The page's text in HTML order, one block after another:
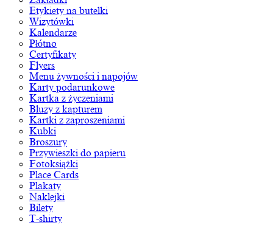
Etykiety na butelki
Wizytówki
Kalendarze
Płótno
Certyfikaty
Flyers
Menu żywności i napojów
Karty podarunkowe
Kartka z życzeniami
Bluzy z kapturem
Kartki z zaproszeniami
Kubki
Broszury
Przywieszki do papieru
Fotoksiążki
Place Cards
Plakaty
Naklejki
Bilety
T-shirty